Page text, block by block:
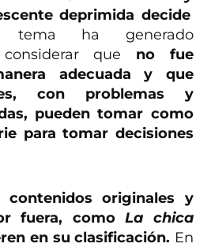
deprimida decide
ha generado
que no fue
adecuada y que
con problemas y
pueden tomar como
para tomar decisiones
contenidos originales y
fuera, comoLa chica
en su clasificación. En